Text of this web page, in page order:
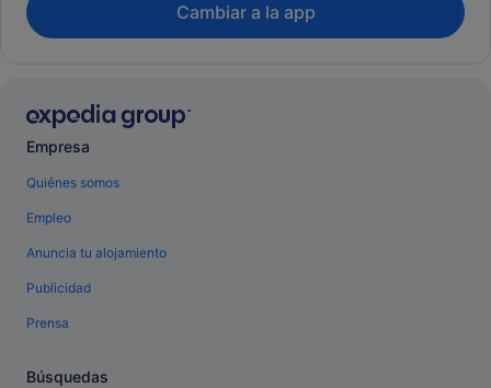
Cambiar a la app
Empresa
Quiénes somos
Empleo
Anuncia tu alojamiento
Publicidad
Prensa
Búsquedas